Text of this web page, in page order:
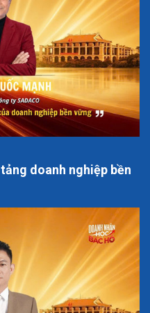
doanh nghiệp bền